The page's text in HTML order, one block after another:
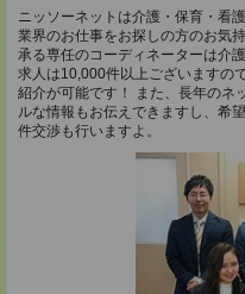
ニッソーネットは介護・保育・看
業界のお仕事をお探しの方のお気
承る専任のコーディネーターは介
求人は10,000件以上ございますの
紹介が可能です！ また、長年のネ
ルな情報もお伝えできますし、希
件交渉も行いますよ。